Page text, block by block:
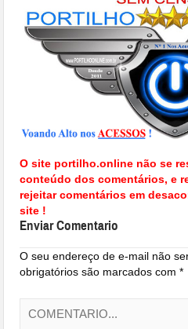
O site portilho.online não se
conteúdo dos comentários, e
rejeitar comentários em
site !
Enviar Comentario
O seu endereço de e-mail não
obrigatórios são marcados com*